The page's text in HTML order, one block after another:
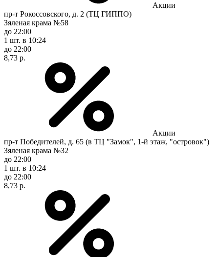
Акции
пр-т Рокоссовского, д. 2 (ТЦ ГИППО)
Зяленая крама №58
до 22:00
1 шт. в 10:24
до 22:00
8,73 р.
Акции
пр-т Победителей, д. 65 (в ТЦ "Замок", 1-й этаж, "островок")
Зяленая крама №32
до 22:00
1 шт. в 10:24
до 22:00
8,73 р.